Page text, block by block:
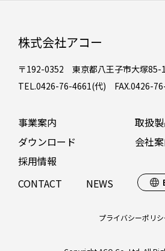
株式会社アコー
〒192-0352 東京都八王子市大塚85-1
TEL.0426-76-4661(代) FAX.0426-
事業案内
取扱
ダウンロード
会社
採用情報
CONTACT
NEWS
プライバシーポリシ